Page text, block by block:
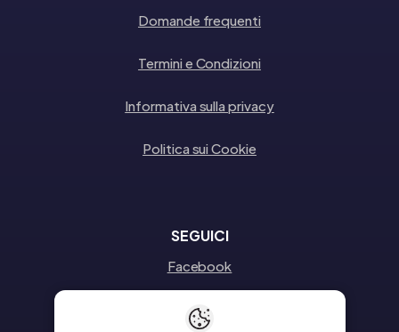
Domande frequenti
Termini e Condizioni
Informativa sulla privacy
Politica sui Cookie
SEGUICI
Facebook
Instagram